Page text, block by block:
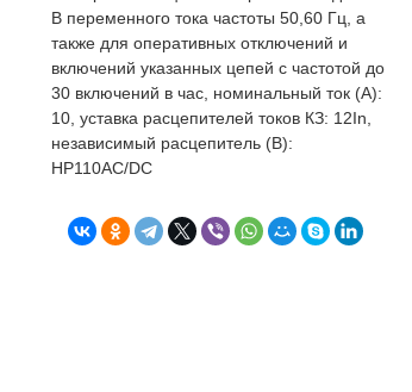
В переменного тока частоты 50,60 Гц, а
также для оперативных отключений и
включений указанных цепей с частотой до
30 включений в час, номинальный ток (А):
10, уставка расцепителей токов КЗ: 12In,
независимый расцепитель (В):
НР110AC/DC